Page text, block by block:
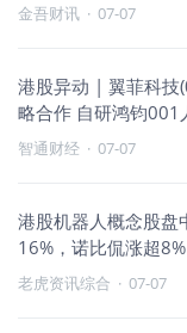
金吾财讯 · 07-07
港股异动 | 翼菲科技
略合作 自研鸿钧001
智通财经 · 07-07
港股机器人概念股盘
16%，诺比侃涨超8%
老虎资讯综合 · 07-07